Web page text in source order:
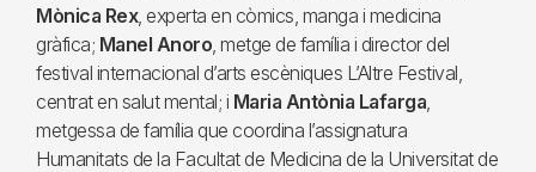
Mònica Rex, experta en còmics, manga i medicina
gràfica; Manel Anoro, metge de família i director del
festival internacional d’arts escèniques L’Altre Festival,
centrat en salut mental; i Maria Antònia Lafarga,
metgessa de família que coordina l’assignatura
Humanitats de la Facultat de Medicina de la Universitat de